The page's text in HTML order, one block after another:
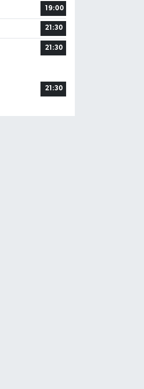
19:00
21:30
21:30
21:30